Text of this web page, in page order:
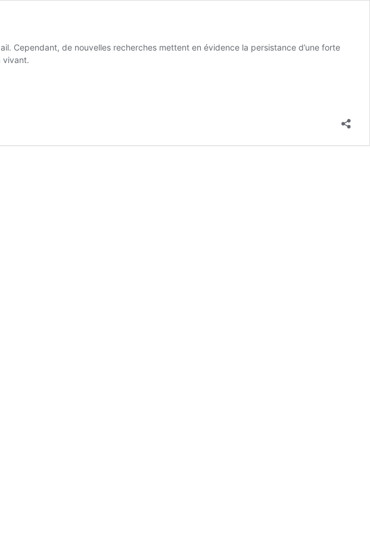
Cependant, de nouvelles recherches mettent en évidence la persistance d’une forte
vivant.